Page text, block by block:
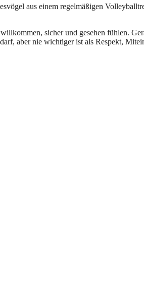
aus einem regelmäßigen
sicher und gesehen fühlen.
aber nie wichtiger ist als Respekt,